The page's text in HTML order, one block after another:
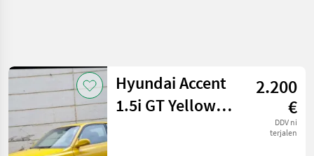
Kategorija 4 Država Filtri
TRENUTNA
POTPonastavi
Prikaži 5
rezultatov
Hyundai Accent
1.5i GT Yellow
2.200
€
DDV ni
terjalen